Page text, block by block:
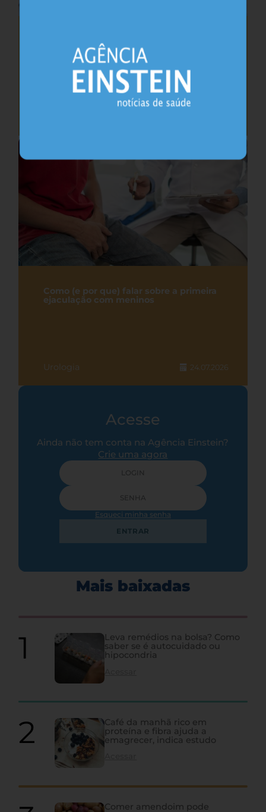
Saúde do coração após os 45 anos pode
antecipar risco de demência
Como (e por que) falar sobre a primeira
ejaculação com meninos
Urologia 24.07.2026
Acesse
Ainda não tem conta na Agência Einstein?
Crie uma agora
Esqueci minha senha
ENTRAR
Mais baixadas
Leva remédios na bolsa? Como
saber se é autocuidado ou
hipocondria
Café da manhã rico em
proteína e fibra ajuda a
emagrecer, indica estudo
Comer amendoim pode